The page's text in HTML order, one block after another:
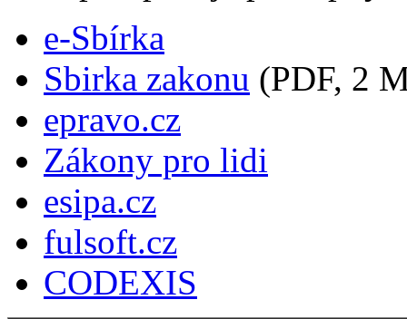
e-Sbírka
Sbirka zakonu (PDF, 2
epravo.cz
Zákony pro lidi
esipa.cz
fulsoft.cz
CODEXIS